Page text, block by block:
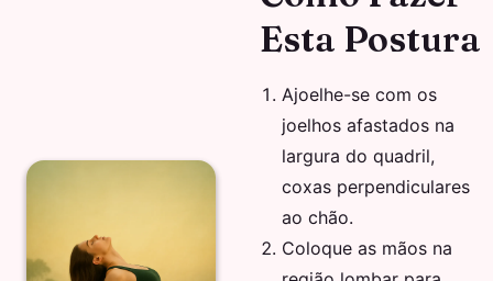
Esta Postura
Ajoelhe-se com os
joelhos afastados na
largura do quadril,
coxas perpendiculares
ao chão.
Coloque as mãos na